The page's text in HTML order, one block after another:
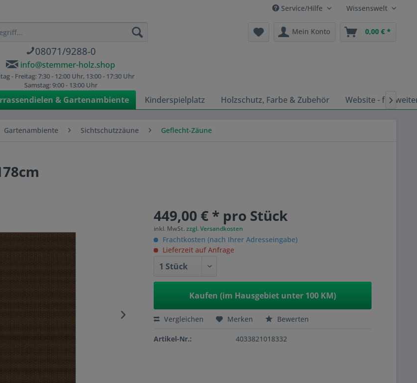
Service/Hilfe Wissenswelt
08071/9288-0
info@stemmer-holz.shop
- Freitag: 7:30 - 12:00 Uhr, 13:00 - 17:30 Uhr
Samstag: 9:00 - 13:00 Uhr
Mein Konto 0,00 € *
& Gartenambiente Kinderspielplatz Holzschutz, Farbe & Zubehör Website - für

Gartenambiente Sichtschutzzäune Geflecht-Zäune
449,00 € * pro Stück
inkl. MwSt.zzgl. Versandkosten
Frachtkosten (nach Ihrer Adresseingabe)
Lieferzeit auf Anfrage
Kaufen (im Hausgebiet unter 100 KM)
Vergleichen Merken Bewerten
Artikel-Nr.: 4033821018332